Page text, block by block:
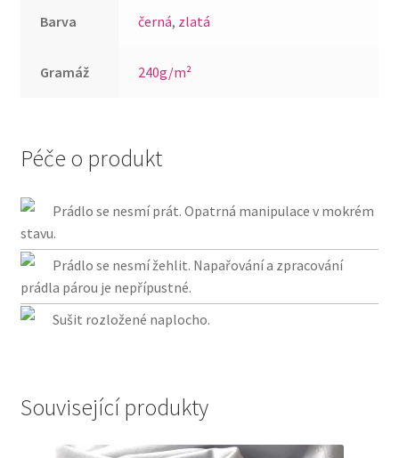
Barva černá, zlatá
Gramáž 240g/m²
Péče o produkt
Prádlo se nesmí prát. Opatrná manipulace v mokrém
stavu.
Prádlo se nesmí žehlit. Napařování a zpracování
prádla párou je nepřípustné.
Sušit rozložené naplocho.
Související produkty